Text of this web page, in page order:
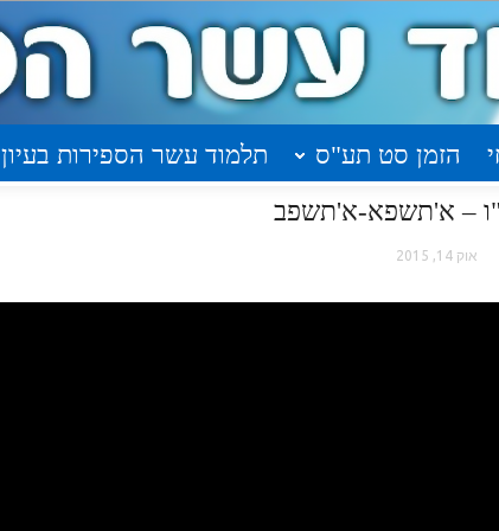
הזמן סט תע"ס תלמוד עשר הספירות בעיון
– א'תשפא-א'תשפב
אוק 14, 2015